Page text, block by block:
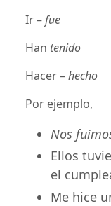
Ir –fue
Han tenido
Hacer –hecho
Por ejemplo,
Nos
Ellos
el
Me hice